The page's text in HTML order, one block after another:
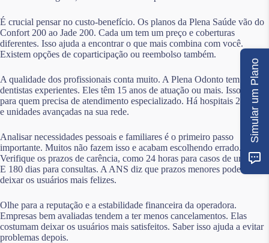
É crucial pensar no custo-benefício. Os planos da Plena Saúde vão do
Confort 200 ao Jade 200. Cada um tem um preço e coberturas
diferentes. Isso ajuda a encontrar o que mais combina com você.
Existem opções de coparticipação ou reembolso também.
A qualidade dos profissionais conta muito. A Plena Odonto tem
dentistas experientes. Eles têm 15 anos de atuação ou mais. Isso é bom
para quem precisa de atendimento especializado. Há hospitais 24 horas
e unidades avançadas na sua rede.
Analisar necessidades pessoais e familiares é o primeiro passo
importante. Muitos não fazem isso e acabam escolhendo errado.
Verifique os prazos de carência, como 24 horas para casos de urgência.
E 180 dias para consultas. A ANS diz que prazos menores podem
deixar os usuários mais felizes.
Olhe para a reputação e a estabilidade financeira da operadora.
Empresas bem avaliadas tendem a ter menos cancelamentos. Elas
costumam deixar os usuários mais satisfeitos. Saber isso ajuda a evitar
problemas depois.
Simular um Plano